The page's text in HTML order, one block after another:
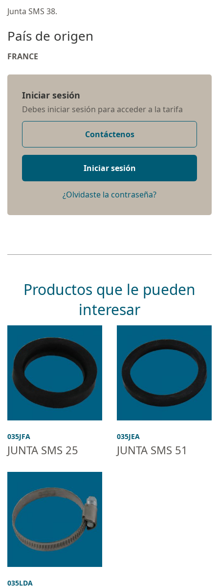
Junta SMS 38.
País de origen
FRANCE
Iniciar sesión
Debes iniciar sesión para acceder a la tarifa
Contáctenos
Iniciar sesión
¿Olvidaste la contraseña?
Productos que le pueden
interesar
035JFA
JUNTA SMS 25
035JEA
JUNTA SMS 51
035LDA